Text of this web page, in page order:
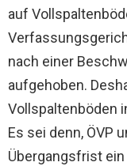
auf
nach einer
aufgehoben.
Vollspaltenböden
Es sei denn, ÖVP
Übergangsfrist